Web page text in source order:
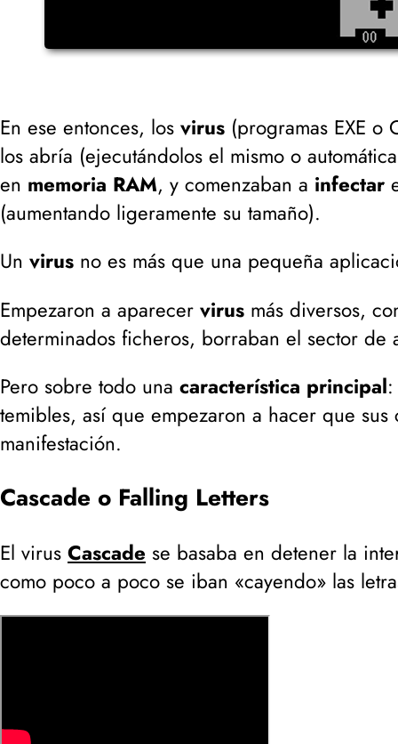
En ese entonces, los virus (programas EXE o
los abría (ejecutándolos el mismo o
en memoria RAM, y comenzaban a infectar
(aumentando ligeramente su tamaño).
Un virus no es más que una pequeña
Empezaron a aparecer virus más diversos,
determinados ficheros, borraban el sector
Pero sobre todo una característica principal
temibles, así que empezaron a hacer que
manifestación.
Cascade o Falling Letters
El virus Cascade se basaba en detener la
como poco a poco se iban «cayendo» las